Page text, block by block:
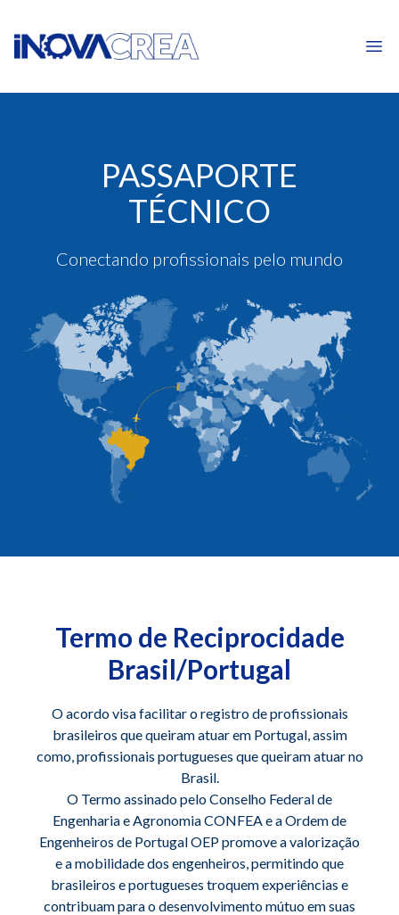
PASSAPORTE
TÉCNICO
Conectando profissionais pelo mundo
Termo de Reciprocidade
Brasil/Portugal
O acordo visa facilitar o registro de profissionais
brasileiros que queiram atuar em Portugal, assim
como, profissionais portugueses que queiram atuar no
Brasil.
O Termo assinado pelo Conselho Federal de
Engenharia e Agronomia CONFEA e a Ordem de
Engenheiros de Portugal OEP promove a valorização
e a mobilidade dos engenheiros, permitindo que
brasileiros e portugueses troquem experiências e
contribuam para o desenvolvimento mútuo em suas